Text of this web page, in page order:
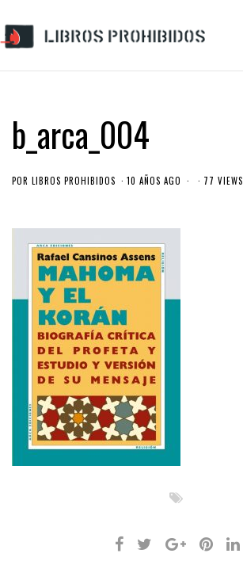
b_arca_004
POR LIBROS PROHIBIDOS 10 AÑOS AGO 77 VIEWS